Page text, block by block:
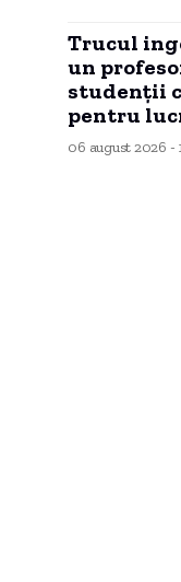
Trucul
un
studenții
pentru
06 august 2026 -